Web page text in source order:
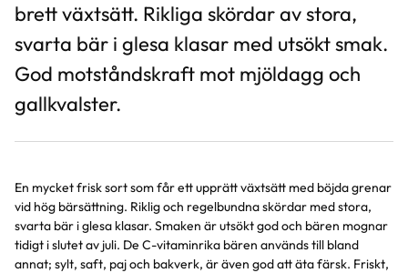
brett växtsätt. Rikliga skördar av stora,
svarta bär i glesa klasar med utsökt smak.
God motståndskraft mot mjöldagg och
gallkvalster.
En mycket frisk sort som får ett upprätt växtsätt med böjda grenar
vid hög bärsättning. Riklig och regelbundna skördar med stora,
svarta bär i glesa klasar. Smaken är utsökt god och bären mognar
tidigt i slutet av juli. De C-vitaminrika bären används till bland
annat; sylt, saft, paj och bakverk, är även god att äta färsk. Friskt,